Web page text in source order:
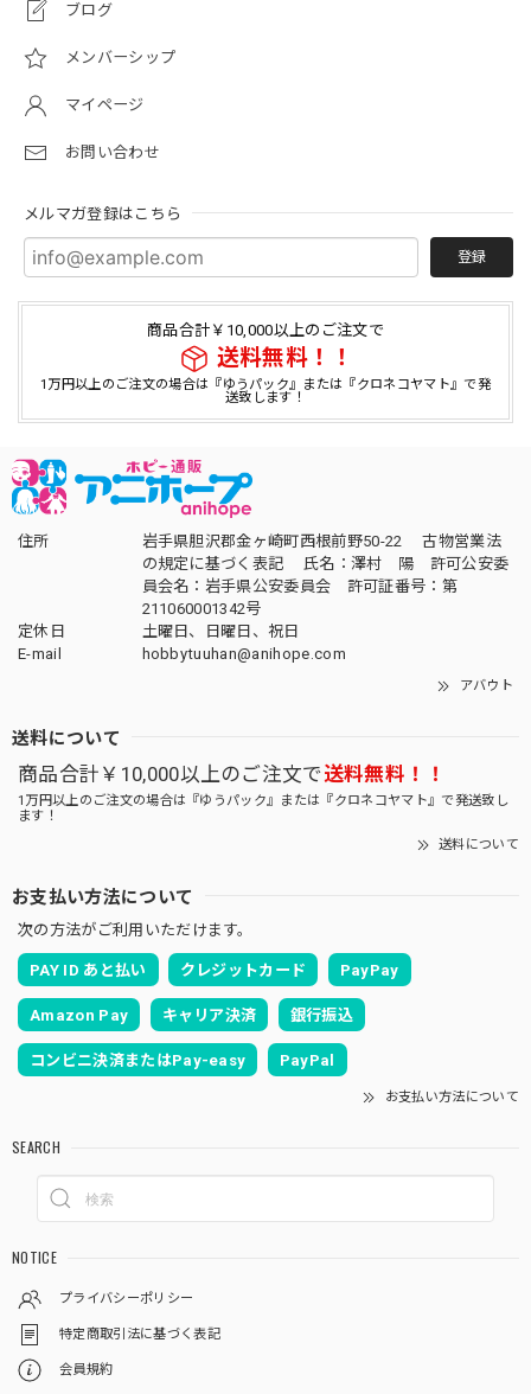
ブログ
メンバーシップ
マイページ
お問い合わせ
メルマガ登録はこちら
登録
商品合計￥10,000以上のご注文で
送料無料！！
1万円以上のご注文の場合は『ゆうパック』または『クロネコヤマト』で発
送致します！
住所
岩手県胆沢郡金ヶ崎町西根前野50-22 古物営業法
の規定に基づく表記 氏名：澤村 陽 許可公安委
員会名：岩手県公安委員会 許可証番号：第
211060001342号
定休日
土曜日、日曜日、祝日
E-mail
hobbytuuhan@anihope.com
アバウト
送料について
商品合計￥10,000以上のご注文で送料無料！！
1万円以上のご注文の場合は『ゆうパック』または『クロネコヤマト』で発送致し
ます！
送料について
お支払い方法について
次の方法がご利用いただけます。
PAY ID あと払い クレジットカード PayPay
Amazon Pay キャリア決済 銀行振込
コンビニ決済またはPay-easy PayPal
お支払い方法について
SEARCH
NOTICE
プライバシーポリシー
特定商取引法に基づく表記
会員規約